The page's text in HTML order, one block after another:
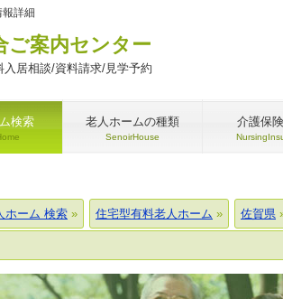
詳細
ご案内センター
居相談/資料請求/見学予約
検索 老人ホームの種類
SenoirHouse
介護保
ホーム 検索 住宅型有料老人ホーム 佐賀県